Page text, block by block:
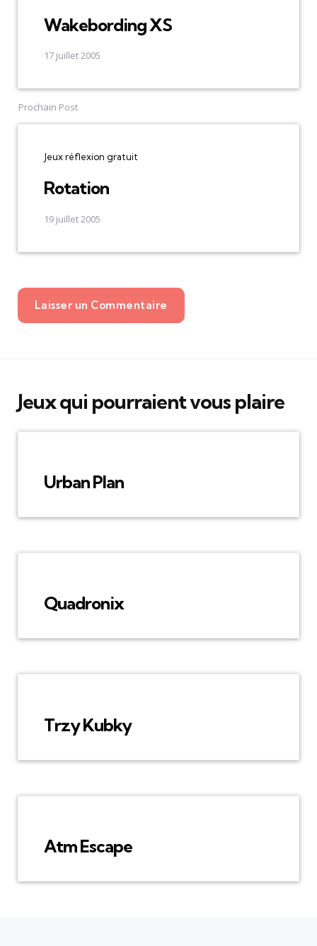
Wakebording XS
17 juillet 2005
Prochain Post
Jeux réflexion gratuit
Rotation
19 juillet 2005
Laisser un Commentaire
Jeux qui pourraient vous plaire
Urban Plan
Quadronix
Trzy Kubky
Atm Escape